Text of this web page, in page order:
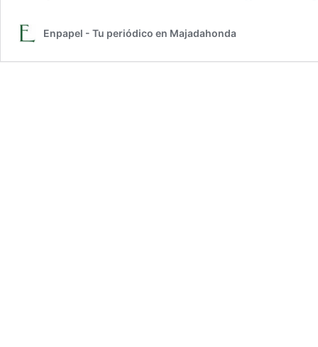
Enpapel - Tu periódico en Majadahonda